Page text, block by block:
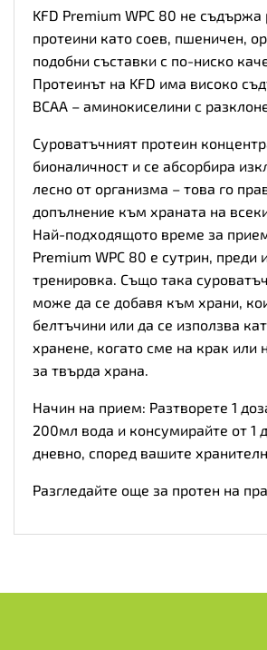
KFD Premium WPC 80 не съдържа
протеини като соев, пшеничен,
подобни съставки с по-ниско
Протеинът на KFD има високо
BCAA – аминокиселини с
Суроватъчният протеин
бионаличност и се абсорбира
лесно от организма – това го
допълнение към храната на
Най-подходящото време за
Premium WPC 80 е сутрин, преди
тренировка. Също така
може да се добавя към храни,
белтъчини или да се използва
хранене, когато сме на крак
за твърда храна.
Начин на прием: Разтворете 1
200мл вода и консумирайте от 1
дневно, според вашите
Разгледайте още за протен на